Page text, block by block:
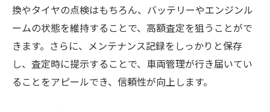
換やタイヤの点検はもちろん、バッテリーやエンジンル
ームの状態を維持することで、高額査定を狙うことがで
きます。さらに、メンテナンス記録をしっかりと保存
し、査定時に提示することで、車両管理が行き届いてい
ることをアピールでき、信頼性が向上します。